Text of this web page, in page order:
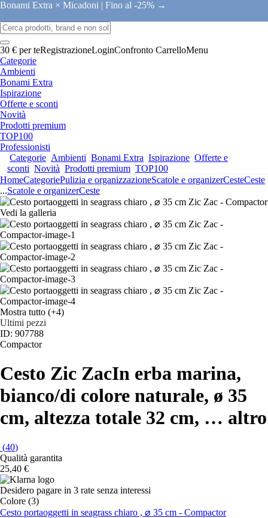
Bonami Extra × Micadoni | Fino al -25% →
30 € per teRegistrazioneLoginConfronto CarrelloMenu
Categorie
Ambienti
Bonami Extra
Ispirazione
Offerte e sconti
Novità
Prodotti premium
TOP100
Professionisti
Categorie Ambienti Bonami Extra Ispirazione Offerte e
sconti Novità Prodotti premium TOP100
HomeCategoriePulizia e organizzazioneScatole e organizerCesteCeste
...Scatole e organizerCeste
Vedi la galleria
Mostra tutto (+4)
Ultimi pezzi
ID: 907788
Compactor
Cesto Zic ZacIn erba marina,
bianco/di colore naturale, ø 35
cm, altezza totale 32 cm, … altro
(40)
Qualità garantita
25,40 €
Desidero pagare in 3 rate senza interessi
Colore (3)
Cesto portaoggetti in seagrass chiaro , ⌀ 35 cm - Compactor